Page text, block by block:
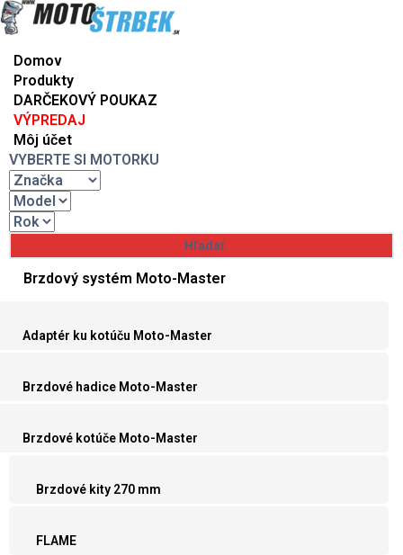
Domov
Produkty
DARČEKOVÝ POUKAZ
VÝPREDAJ
Môj účet
VYBERTE SI MOTORKU
Brzdový systém Moto-Master
Adaptér ku kotúču Moto-Master
Brzdové hadice Moto-Master
Brzdové kotúče Moto-Master
Brzdové kity 270 mm
FLAME